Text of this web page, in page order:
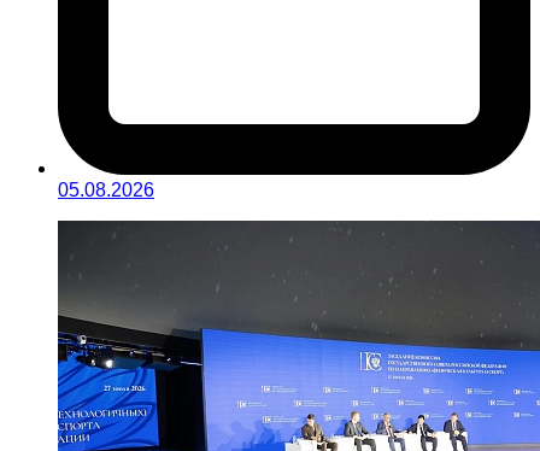
05.08.2026